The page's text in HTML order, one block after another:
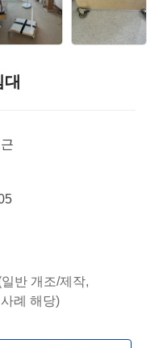
반 개조/제작,
례 해당)